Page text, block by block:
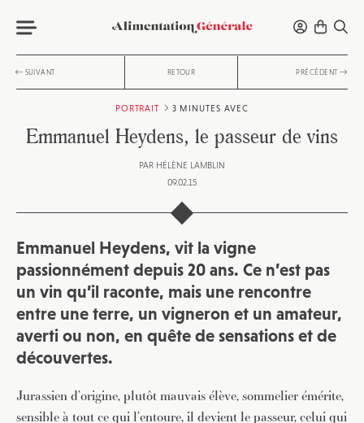
SUIVANT RETOUR PRÉCÉDENT
PORTRAIT 3 MINUTES AVEC
Emmanuel Heydens, le passeur de vins
PAR HÉLÈNE LAMBLIN
09.02.15
Emmanuel Heydens, vit la vigne
passionnément depuis 20 ans. Ce n’est pas
un vin qu’il raconte, mais une rencontre
entre une terre, un vigneron et un amateur,
averti ou non, en quête de sensations et de
découvertes.
Jurassien d’origine, plutôt mauvais élève, sommelier émérite,
sensible à tout ce qui l’entoure, il devient le passeur, celui qui